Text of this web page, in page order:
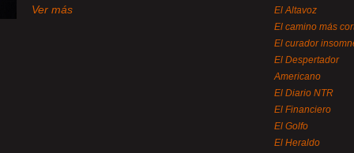
Ver más
El Altavoz
El camino más
El curador
El Despertador
Americano
El Diario NTR
El Financiero
El Golfo
El Heraldo